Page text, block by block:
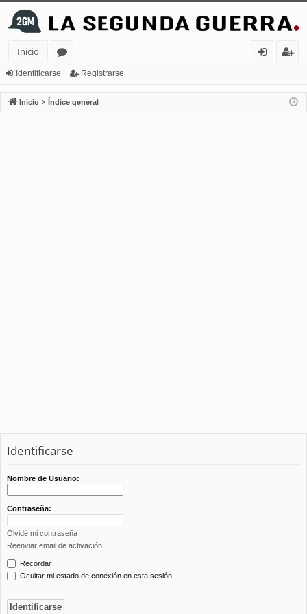
Inicio
or
os
nt
ifi
ist
ra
Identificarse Registrarse
Inicio Índice general
Identificarse
Nombre de Usuario:
Contraseña:
Olvidé mi contraseña
Reenviar email de activación
Recordar
Ocultar mi estado de conexión en esta sesión